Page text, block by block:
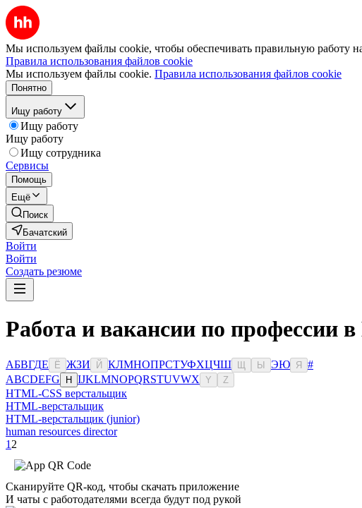
Мы используем файлы cookie, чтобы обеспечивать правильную работу
Правила использования файлов cookie
Мы используем файлы cookie. Правила использования файлов cookie
Понятно
Ищу работу
Ищу работу
Ищу работу
Ищу сотрудника
Сервисы
Помощь
Ещё
Поиск
Бачатский
Войти
Войти
Создать резюме
Работа и вакансии по профессии
АБВГДЕ Ё ЖЗИ Й КЛМНОПРСТУФХЦЧШ Ы ЭЮ Я
#
ABCDEFG H IJKLMNOPQRSTUVWX Y Z
HTML-CSS верстальщик
HTML-верстальщик
HTML-верстальщик (junior)
human resources director
1 2
Сканируйте QR-код, чтобы скачать приложение
И чаты с работодателями всегда будут под рукой